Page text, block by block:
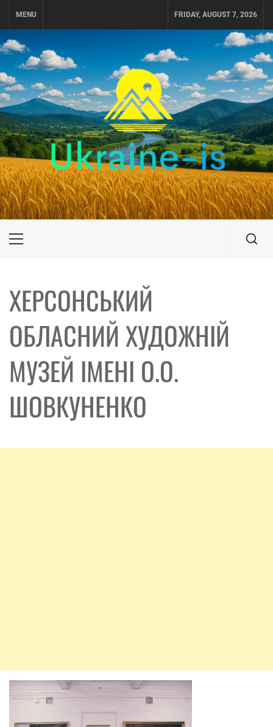
MENU FRIDAY, AUGUST 7, 2026
UKRAINE-IS
ПУТЕШЕСТВИЕ ПО УКРАИНЕ
Primary
ХЕРСОНСЬКИЙ
ОБЛАСНИЙ ХУДОЖНІЙ
МУЗЕЙ ІМЕНІ О.О.
ШОВКУНЕНКО